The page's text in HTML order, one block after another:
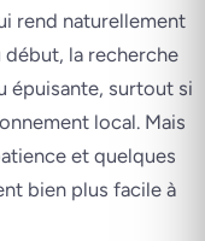
rend naturellement
la recherche
épuisante, surtout si
local. Mais
et quelques
bien plus facile à